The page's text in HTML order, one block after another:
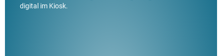
digital im Kiosk.